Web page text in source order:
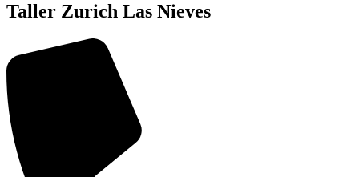
Taller Zurich Las Nieves